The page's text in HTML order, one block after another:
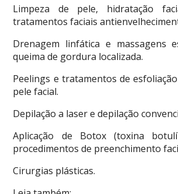
Limpeza de pele, hidratação
tratamentos faciais
Drenagem linfática e massagens
queima de gordura localizada.
Peelings e tratamentos de
pele facial.
Depilação a laser e depilação
Aplicação de Botox (toxina
procedimentos de preenchimento
Cirurgias plásticas.